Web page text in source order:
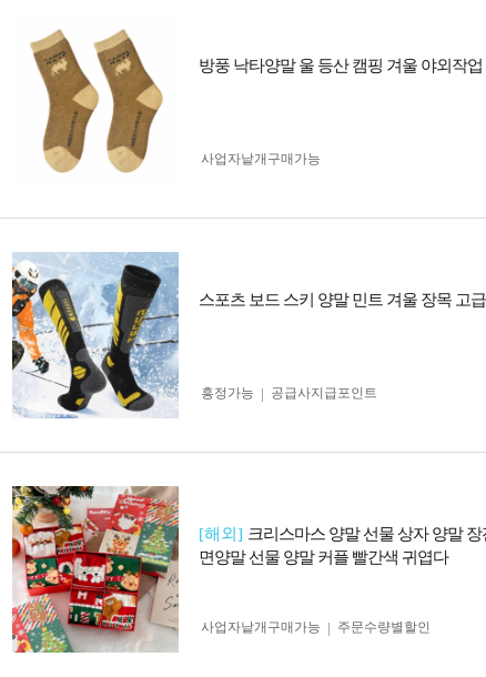
방풍 낙타양말 울 등산 캠핑 겨울 야외작
사업자 낱개구매가능
스포츠 보드 스키 양말 민트 겨울 장목 고
흥정가능
공급사지급포인트
[해외] 크리스마스 양말 선물 상자 양말
면양말 선물 양말 커플 빨간색 귀엽다
사업자 낱개구매가능 주문수량별할인